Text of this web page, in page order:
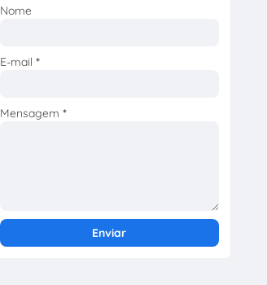
Nome
E-mail *
Mensagem *